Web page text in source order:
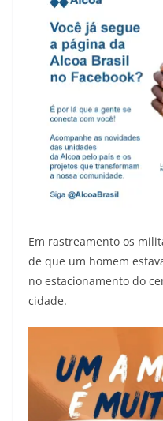
Em rastreamento os
de que um homem
no estacionamento do
cidade.